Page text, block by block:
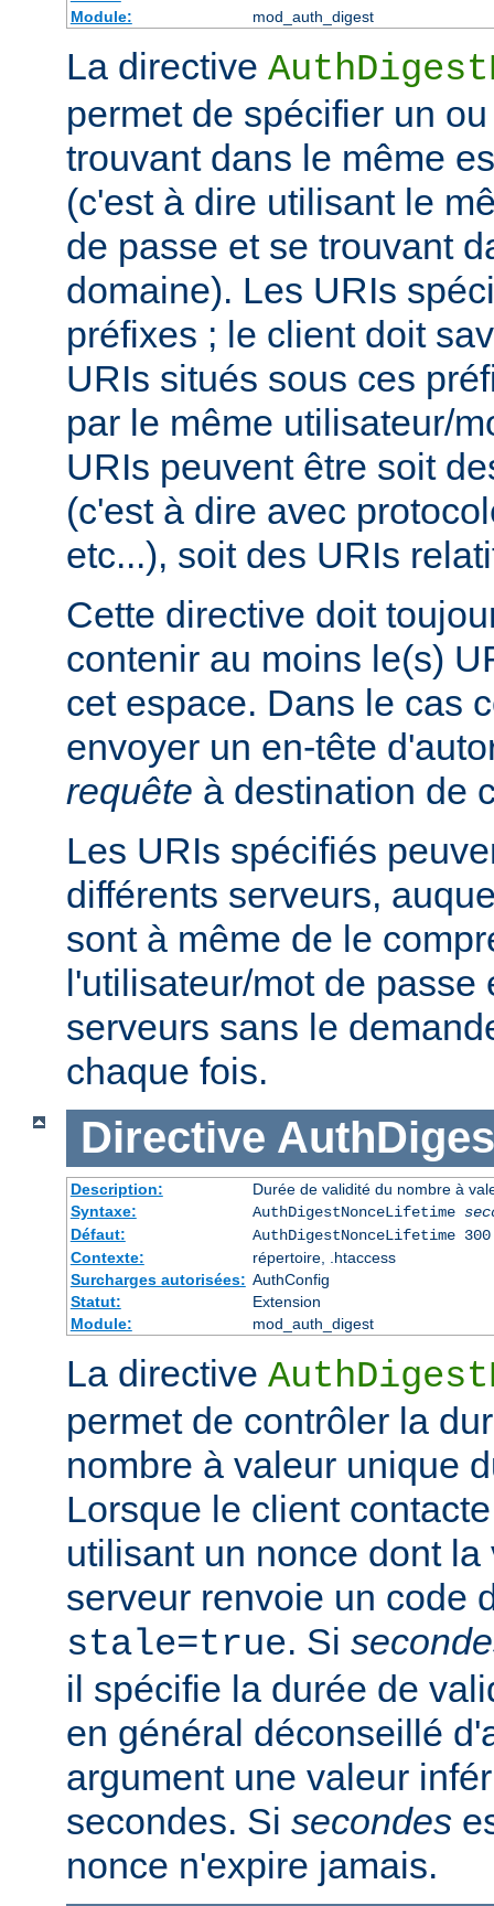
Module:
mod_auth_digest
La directive
permet de spécifier un
trouvant dans le même
(c'est à dire utilisant le
de passe et se trouvant
domaine). Les URIs
préfixes ; le client doit
URIs situés sous ces
par le même utilisateur/
URIs peuvent être soit
(c'est à dire avec
etc...), soit des URIs
Cette directive doit
contenir au moins le(s)
cet espace. Dans le cas
envoyer un en-tête
requête à destination de
Les URIs spécifiés
différents serveurs,
sont à même de le
l'utilisateur/mot de passe
serveurs sans le
chaque fois.
Directive
Description:
Durée de validité du nombre à
Syntaxe:
AuthDigestNonceLifetime
Défaut:
AuthDigestNonceLifetime 300
Contexte:
répertoire, .htaccess
Surcharges autorisées: AuthConfig
Statut:
Extension
Module:
mod_auth_digest
La directive
permet de contrôler la
nombre à valeur unique
Lorsque le client
utilisant un nonce dont
serveur renvoie un code
stale=true. Si
il spécifie la durée de
en général déconseillé
argument une valeur
secondes. Si secondes
nonce n'expire jamais.